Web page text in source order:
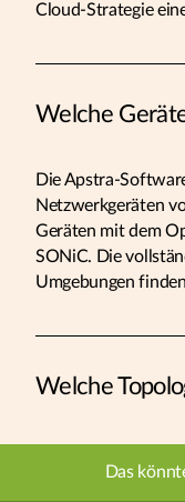
Das
Cloud-Strategie
Welche
Die Apstra-
Netzwerkgeräten
Geräten mit dem
SONiC. Die
Umgebungen
Welche
Unternehmen die